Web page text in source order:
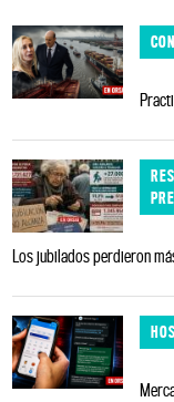
Los jubilados perdieron